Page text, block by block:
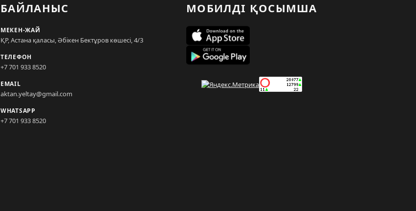
БАЙЛАНЫС
МЕКЕН-ЖАЙ
ҚР, Астана қаласы, Әбікен Бектұров көшесі, 4/3
ТЕЛЕФОН
+7 701 933 8520
EMAIL
aktan.yeltay@gmail.com
WHATSAPP
+7 701 933 8520
МОБИЛДІ ҚОСЫМША